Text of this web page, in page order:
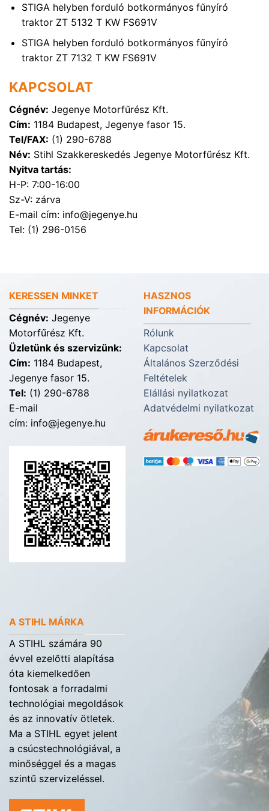
STIGA helyben forduló botkormányos fűnyíró
traktor ZT 5132 T KW FS691V
STIGA helyben forduló botkormányos fűnyíró
traktor ZT 7132 T KW FS691V
KAPCSOLAT
Cégnév: Jegenye Motorfűrész Kft.
Cím: 1184 Budapest, Jegenye fasor 15.
Tel/FAX: (1) 290-6788
Név: Stihl Szakkereskedés Jegenye Motorfűrész Kft.
Nyitva tartás:
H-P: 7:00-16:00
Sz-V: zárva
E-mail cím: info@jegenye.hu
Tel: (1) 296-0156
KERESSEN MINKET
Cégnév: Jegenye
Motorfűrész Kft.
Üzletünk és szervizünk:
Cím: 1184 Budapest,
Jegenye fasor 15.
Tel: (1) 290-6788
E-mail
cím: info@jegenye.hu
HASZNOS
INFORMÁCIÓK
Rólunk
Kapcsolat
Általános Szerződési
Feltételek
Elállási nyilatkozat
Adatvédelmi nyilatkozat
A STIHL MÁRKA
A STIHL számára 90
évvel ezelőtti alapítása
óta kiemelkedően
fontosak a forradalmi
technológiai megoldások
és az innovatív ötletek.
Ma a STIHL egyet jelent
a csúcstechnológiával, a
minőséggel és a magas
szintű szervizeléssel.